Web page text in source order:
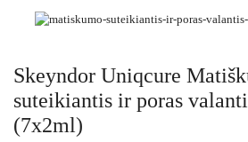
Skeyndor Uniqcure
suteikiantis ir poras
(7x2ml)